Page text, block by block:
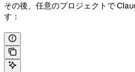
その後、任意のプロジェクトで
す：